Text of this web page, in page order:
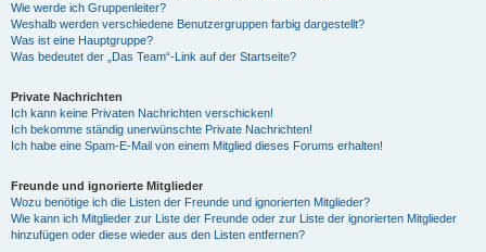
Wie werde ich Gruppenleiter?
Weshalb werden verschiedene Benutzergruppen farbig dargestellt?
Was ist eine Hauptgruppe?
Was bedeutet der „Das Team“-Link auf der Startseite?
Private Nachrichten
Ich kann keine Privaten Nachrichten verschicken!
Ich bekomme ständig unerwünschte Private Nachrichten!
Ich habe eine Spam-E-Mail von einem Mitglied dieses Forums erhalten!
Freunde und ignorierte Mitglieder
Wozu benötige ich die Listen der Freunde und ignorierten Mitglieder?
Wie kann ich Mitglieder zur Liste der Freunde oder zur Liste der ignorierten Mitglieder
hinzufügen oder diese wieder aus den Listen entfernen?